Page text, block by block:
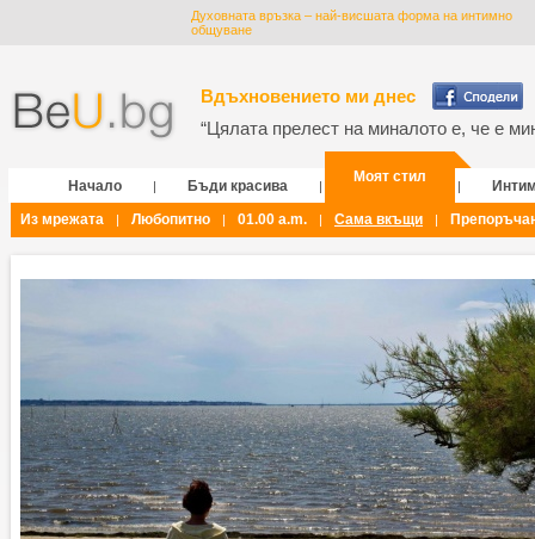
Духовната връзка – най-висшата форма на интимно
общуване
Вдъхновението ми днес
“Цялата прелест на миналото е, че е
Начало | Бъди красива |
Моят стил
|
Из мрежата
| Любопитно | 01.00 a.m. | Сама вкъщи |